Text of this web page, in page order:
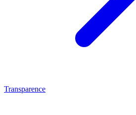
Transparence